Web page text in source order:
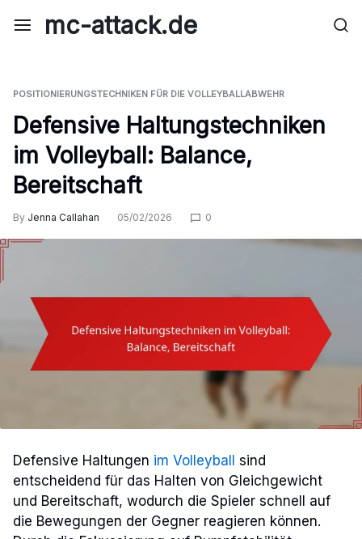
mc-attack.de
POSITIONIERUNGSTECHNIKEN FÜR DIE VOLLEYBALLABWEHR
Defensive Haltungstechniken
im Volleyball: Balance,
Bereitschaft
By Jenna Callahan 05/02/2026 0
Defensive Haltungen im Volleyball
sind
entscheidend für das Halten von Gleichgewicht
und Bereitschaft, wodurch die Spieler schnell auf
die Bewegungen der Gegner reagieren können.